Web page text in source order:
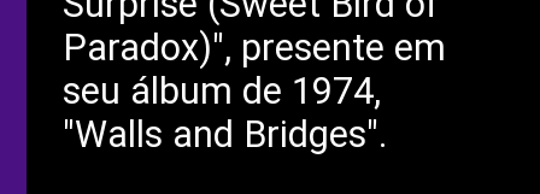
Paradox)", presente em
seu álbum de 1974,
"Walls and Bridges".